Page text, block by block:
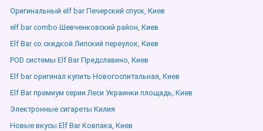
Оригинальный elf bar Печерский спуск, Киев
elf bar combo Шевченковский район, Киев
Elf Bar со скидкой Липский переулок, Киев
POD системы Elf Bar Предславино, Киев
Elf bar оригинал купить Новогоспитальная, Киев
Elf Bar премиум серии Леси Украинки площадь, Киев
Электронные сигареты Килия
Новые вкусы Elf Bar Ковпака, Киев